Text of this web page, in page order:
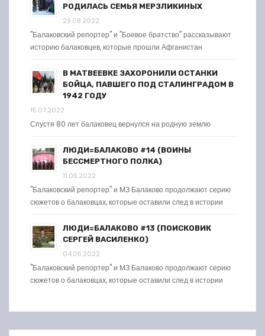
РОДИЛАСЬ СЕМЬЯ МЕРЗЛИКИНЫХ
29.08.2022
"Балаковский репортер" и "Боевое братство" рассказывают
историю балаковцев, которые прошли Афганистан
В МАТВЕЕВКЕ ЗАХОРОНИЛИ ОСТАНКИ
БОЙЦА, ПАВШЕГО ПОД СТАЛИНГРАДОМ В
1942 ГОДУ
15.07.2022
Спустя 80 лет балаковец вернулся на родную землю
ЛЮДИ=БАЛАКОВО #14 (ВОИНЫ
БЕССМЕРТНОГО ПОЛКА)
11.05.2022
"Балаковский репортер" и МЗ Балаково продолжают серию
сюжетов о балаковцах, которые оставили след в истории
ЛЮДИ=БАЛАКОВО #13 (ПОИСКОВИК
СЕРГЕЙ ВАСИЛЕНКО)
04.05.2022
"Балаковский репортер" и МЗ Балаково продолжают серию
сюжетов о балаковцах, которые оставили след в истории